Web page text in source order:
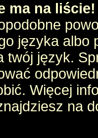
ma na liście!
języka albo
twój język.
Więcej
na